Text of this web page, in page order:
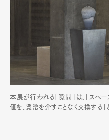
本展が行われる「隙間」は、「スペ
値を、貨幣を介すことなく交換する」